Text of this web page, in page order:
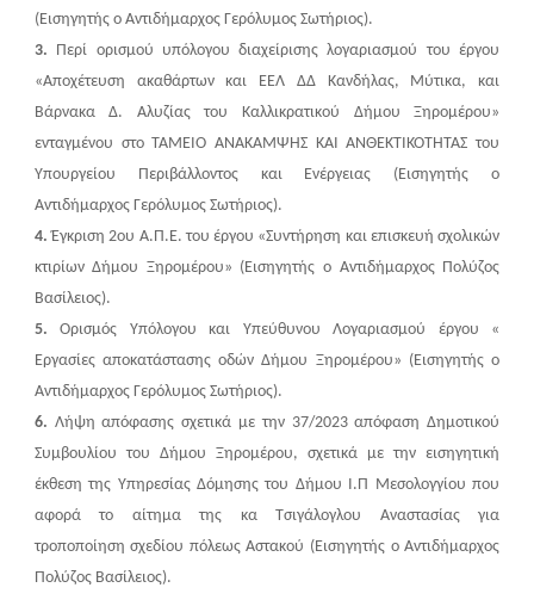
(Εισηγητής ο Αντιδήμαρχος Γερόλυμος Σωτήριος).
3. Περί ορισμού υπόλογου διαχείρισης λογαριασμού του έργου
«Αποχέτευση ακαθάρτων και ΕΕΛ ΔΔ Κανδήλας, Μύτικα, και
Βάρνακα Δ. Αλυζίας του Καλλικρατικού Δήμου Ξηρομέρου»
ενταγμένου στο ΤΑΜΕΙΟ ΑΝΑΚΑΜΨΗΣ ΚΑΙ ΑΝΘΕΚΤΙΚΟΤΗΤΑΣ του
Υπουργείου Περιβάλλοντος και Ενέργειας (Εισηγητής ο
Αντιδήμαρχος Γερόλυμος Σωτήριος).
4. Έγκριση 2ου Α.Π.Ε. του έργου «Συντήρηση και επισκευή σχολικών
κτιρίων Δήμου Ξηρομέρου» (Εισηγητής ο Αντιδήμαρχος Πολύζος
Βασίλειος).
5. Ορισμός Υπόλογου και Υπεύθυνου Λογαριασμού έργου «
Εργασίες αποκατάστασης οδών Δήμου Ξηρομέρου» (Εισηγητής ο
Αντιδήμαρχος Γερόλυμος Σωτήριος).
6. Λήψη απόφασης σχετικά με την 37/2023 απόφαση Δημοτικού
Συμβουλίου του Δήμου Ξηρομέρου, σχετικά με την εισηγητική
έκθεση της Υπηρεσίας Δόμησης του Δήμου Ι.Π Μεσολογγίου που
αφορά το αίτημα της κα Τσιγάλογλου Αναστασίας για
τροποποίηση σχεδίου πόλεως Αστακού (Εισηγητής ο Αντιδήμαρχος
Πολύζος Βασίλειος).